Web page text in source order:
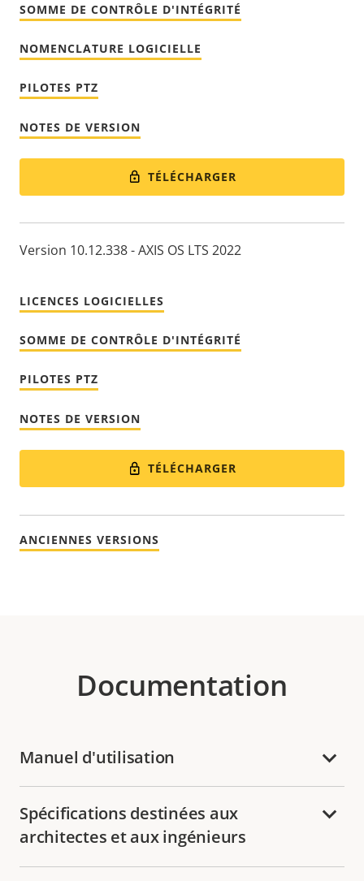
SOMME DE CONTRÔLE D'INTÉGRITÉ
NOMENCLATURE LOGICIELLE
PILOTES PTZ
NOTES DE VERSION
TÉLÉCHARGER
Version 10.12.338 - AXIS OS LTS 2022
LICENCES LOGICIELLES
SOMME DE CONTRÔLE D'INTÉGRITÉ
PILOTES PTZ
NOTES DE VERSION
TÉLÉCHARGER
ANCIENNES VERSIONS
Documentation
Manuel d'utilisation
Spécifications destinées aux
architectes et aux ingénieurs